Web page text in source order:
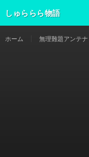
しゅららら物語
ホーム 無理難題アンテナ